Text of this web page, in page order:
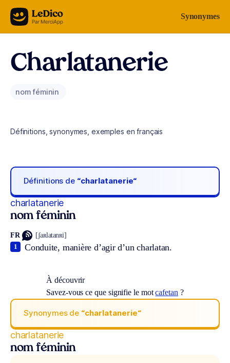
Aller au contenu Synonymes
Charlatanerie
nom féminin
Définitions, synonymes, exemples en français
Définitions de “charlatanerie“
charlatanerie
nom féminin
FR [ʃaʀlatanʀi]
Conduite, manière d’agir d’un charlatan.
1
À découvrir
Savez-vous ce que signifie le motcafetan ?
Synonymes de “charlatanerie“
charlatanerie
nom féminin